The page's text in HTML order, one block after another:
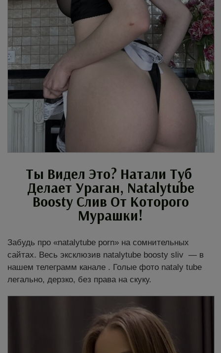
Ты Видел Это? Натали Туб
Делает Ураган, Natalytube
Boosty Слив От Которого
Мурашки!
Забудь про «natalytube porn» на сомнительных
сайтах. Весь эксклюзив natalytube boosty sliv — в
нашем телеграмм канале . Голые фото nataly tube
легально, дерзко, без права на скуку.